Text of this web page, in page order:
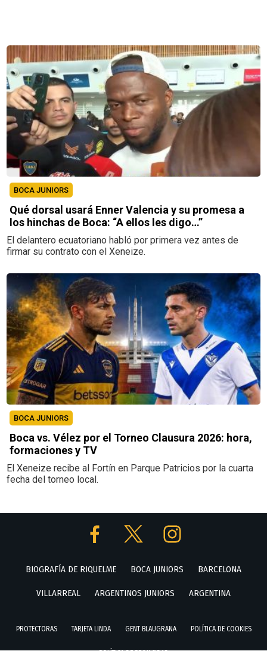
BOCA JUNIORS
Qué dorsal usará Enner Valencia y su promesa a
los hinchas de Boca: “A ellos les digo…”
El delantero ecuatoriano habló por primera vez antes de
firmar su contrato con el Xeneize.
BOCA JUNIORS
Boca vs. Vélez por el Torneo Clausura 2026: hora,
formaciones y TV
El Xeneize recibe al Fortín en Parque Patricios por la cuarta
fecha del torneo local.
BIOGRAFÍA DE RIQUELME BOCA JUNIORS BARCELONA
VILLARREAL ARGENTINOS JUNIORS ARGENTINA
PROTECTORAS TARJETA LINDA GENT BLAUGRANA POLÍTICA DE COOKIES